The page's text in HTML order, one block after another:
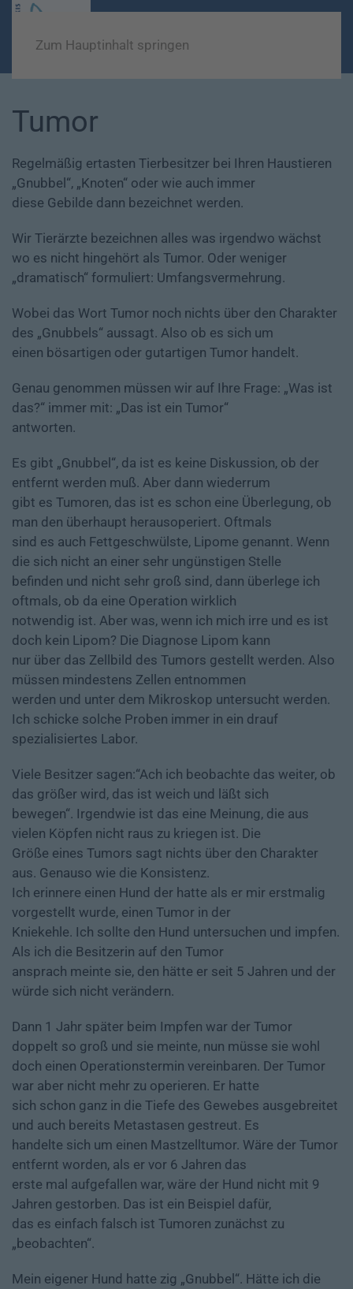
Zum Hauptinhalt springen
Tumor
Regelmäßig ertasten Tierbesitzer bei Ihren Haustieren
„Gnubbel“, „Knoten“ oder wie auch immer
diese Gebilde dann bezeichnet werden.
Wir Tierärzte bezeichnen alles was irgendwo wächst
wo es nicht hingehört als Tumor. Oder weniger
„dramatisch“ formuliert: Umfangsvermehrung.
Wobei das Wort Tumor noch nichts über den Charakter
des „Gnubbels“ aussagt. Also ob es sich um
einen bösartigen oder gutartigen Tumor handelt.
Genau genommen müssen wir auf Ihre Frage: „Was ist
das?“ immer mit: „Das ist ein Tumor“
antworten.
Es gibt „Gnubbel“, da ist es keine Diskussion, ob der
entfernt werden muß. Aber dann wiederrum
gibt es Tumoren, das ist es schon eine Überlegung, ob
man den überhaupt herausoperiert. Oftmals
sind es auch Fettgeschwülste, Lipome genannt. Wenn
die sich nicht an einer sehr ungünstigen Stelle
befinden und nicht sehr groß sind, dann überlege ich
oftmals, ob da eine Operation wirklich
notwendig ist. Aber was, wenn ich mich irre und es ist
doch kein Lipom? Die Diagnose Lipom kann
nur über das Zellbild des Tumors gestellt werden. Also
müssen mindestens Zellen entnommen
werden und unter dem Mikroskop untersucht werden.
Ich schicke solche Proben immer in ein drauf
spezialisiertes Labor.
Viele Besitzer sagen:“Ach ich beobachte das weiter, ob
das größer wird, das ist weich und läßt sich
bewegen“. Irgendwie ist das eine Meinung, die aus
vielen Köpfen nicht raus zu kriegen ist. Die
Größe eines Tumors sagt nichts über den Charakter
aus. Genauso wie die Konsistenz.
Ich erinnere einen Hund der hatte als er mir erstmalig
vorgestellt wurde, einen Tumor in der
Kniekehle. Ich sollte den Hund untersuchen und impfen.
Als ich die Besitzerin auf den Tumor
ansprach meinte sie, den hätte er seit 5 Jahren und der
würde sich nicht verändern.
Dann 1 Jahr später beim Impfen war der Tumor
doppelt so groß und sie meinte, nun müsse sie wohl
doch einen Operationstermin vereinbaren. Der Tumor
war aber nicht mehr zu operieren. Er hatte
sich schon ganz in die Tiefe des Gewebes ausgebreitet
und auch bereits Metastasen gestreut. Es
handelte sich um einen Mastzelltumor. Wäre der Tumor
entfernt worden, als er vor 6 Jahren das
erste mal aufgefallen war, wäre der Hund nicht mit 9
Jahren gestorben. Das ist ein Beispiel dafür,
das es einfach falsch ist Tumoren zunächst zu
„beobachten“.
Mein eigener Hund hatte zig „Gnubbel“. Hätte ich die